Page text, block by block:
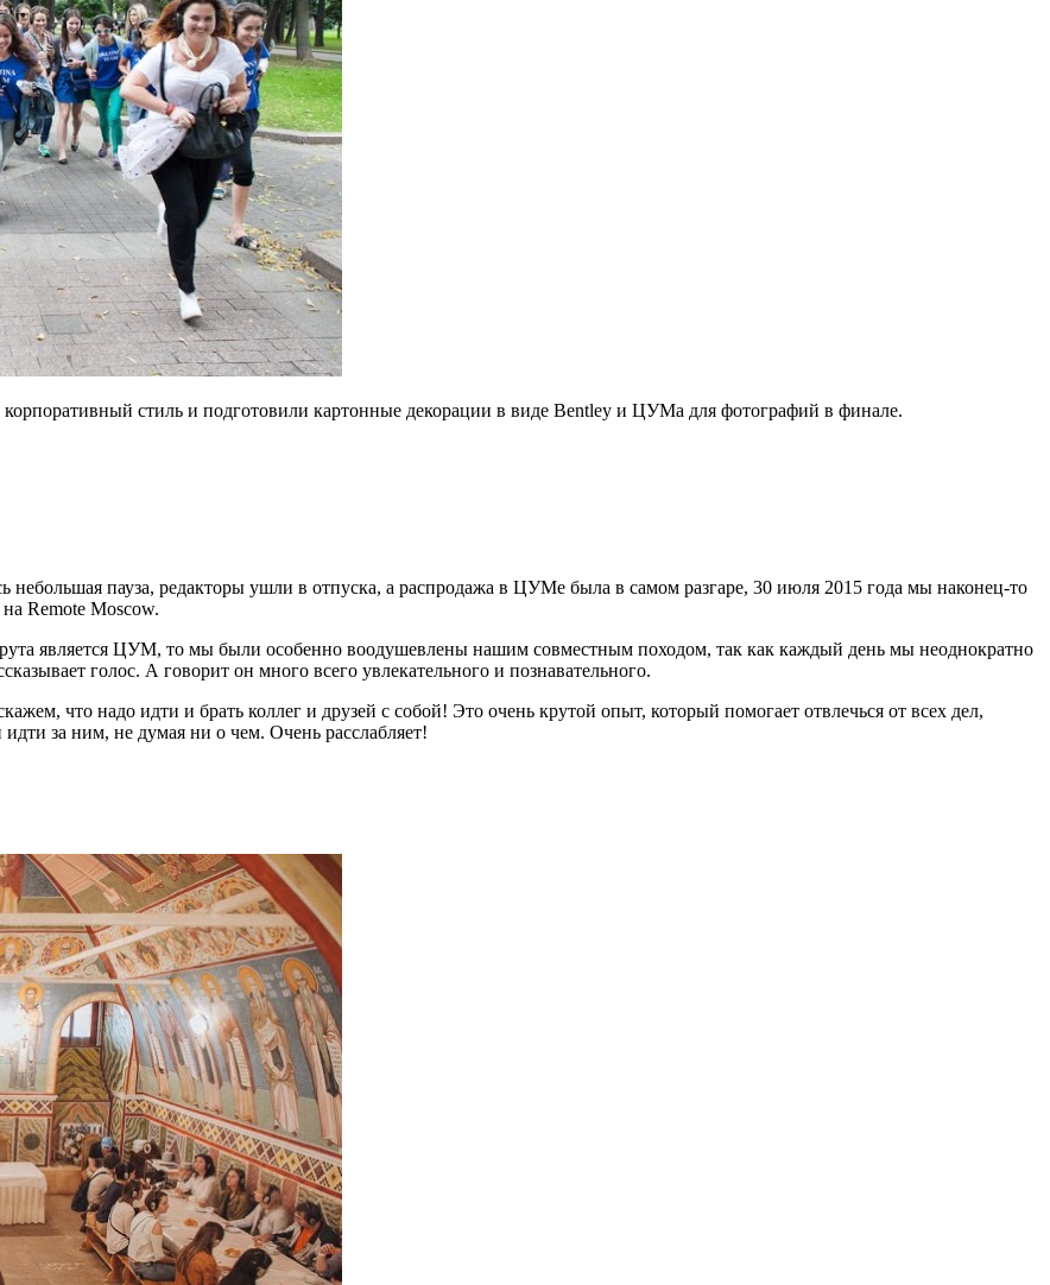
стиль и подготовили картонные декорации в виде Bentley и ЦУМа для фотографий в финале.
пауза, редакторы ушли в отпуска, а распродажа в ЦУМе была в самом разгаре, 30 июля 2015 года мы наконец-то
Remote Moscow.
является ЦУМ, то мы были особенно воодушевлены нашим совместным походом, так как каждый день мы неоднократно
голос. А говорит он много всего увлекательного и познавательного.
что надо идти и брать коллег и друзей с собой! Это очень крутой опыт, который помогает отвлечься от всех дел,
за ним, не думая ни о чем. Очень расслабляет!